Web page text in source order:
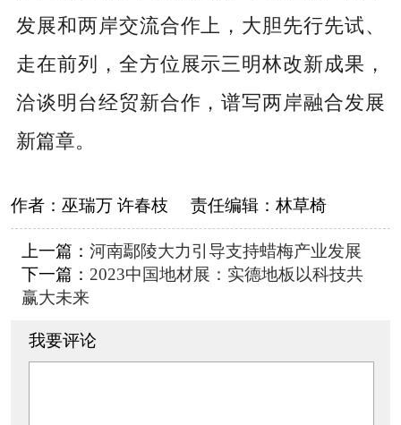
发展和两岸交流合作上，大胆先行先试、
走在前列，全方位展示三明林改新成果，
洽谈明台经贸新合作，谱写两岸融合发展
新篇章。
作者： 巫瑞万 许春枝 责任编辑： 林草椅
上一篇： 河南鄢陵大力引导支持蜡梅产业发展
下一篇： 2023中国地材展：实德地板以科技共
赢大未来
我要评论